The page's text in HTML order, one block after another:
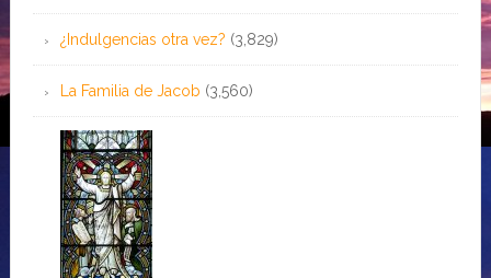
¿Indulgencias otra vez? (3,829)
La Familia de Jacob (3,560)